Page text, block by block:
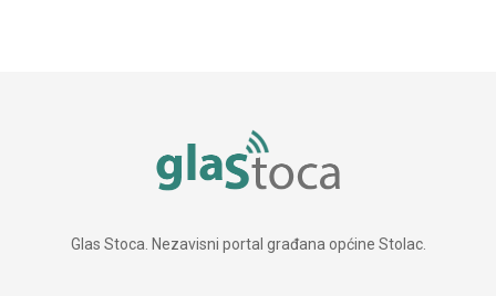
Glas Stoca. Nezavisni portal građana općine Stolac.